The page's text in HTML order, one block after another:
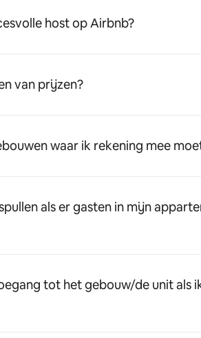
host op Airbnb?
van prijzen?
waar ik rekening mee
als er gasten in mijn
tot het gebouw/de unit als